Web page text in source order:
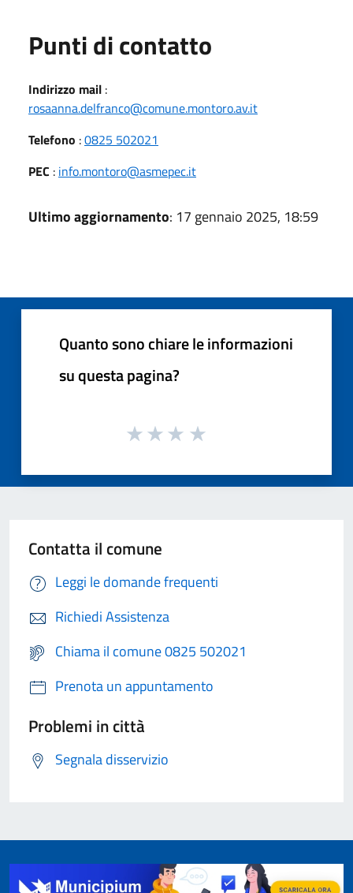
Punti di contatto
Indirizzo mail :
rosaanna.delfranco@comune.montoro.av.it
Telefono :0825 502021
PEC : info.montoro@asmepec.it
Ultimo aggiornamento: 17 gennaio 2025, 18:59
Quanto sono chiare le informazioni
su questa pagina?
Contatta il comune
Leggi le domande frequenti
Richiedi Assistenza
Chiama il comune 0825 502021
Prenota un appuntamento
Problemi in città
Segnala disservizio